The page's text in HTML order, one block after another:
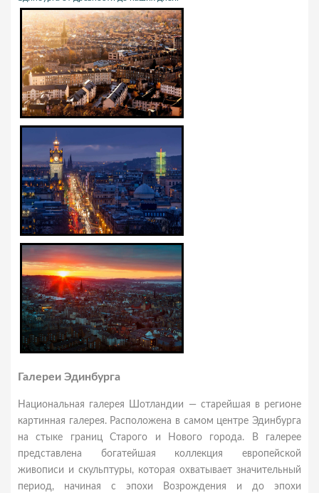
Галереи Эдинбурга
Национальная галерея Шотландии — старейшая в регионе
картинная галерея. Расположена в самом центре Эдинбурга
на стыке границ Старого и Нового города. В галерее
представлена богатейшая коллекция европейской
живописи и скульптуры, которая охватывает значительный
период, начиная с эпохи Возрождения и до эпохи